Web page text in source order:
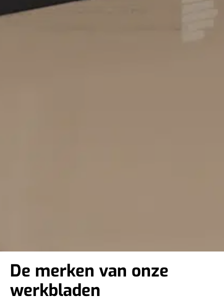
De merken van onze
werkbladen